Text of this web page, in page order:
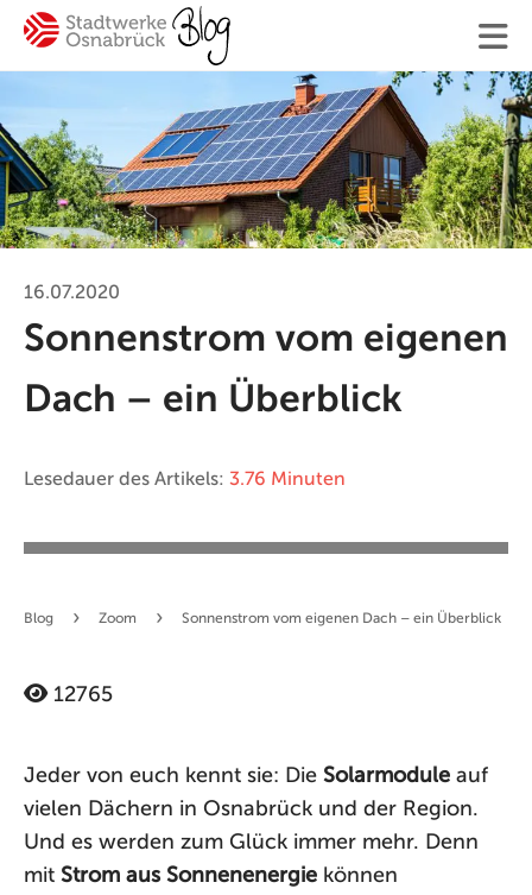
Finden
Ihre Suche
#Energie
#Mobilität
#Trinkwasser #Hilfe #Versorgung
16.07.2020
Sonnenstrom vom eigenen
Dach – ein Überblick
Lesedauer des Artikels: 3.76 Minuten
Blog › Zoom › Sonnenstrom vom eigenen Dach – ein Überblick
12765
Jeder von euch kennt sie: Die Solarmodule auf
vielen Dächern in Osnabrück und der Region.
Und es werden zum Glück immer mehr. Denn
mit Strom aus Sonnenenergie können